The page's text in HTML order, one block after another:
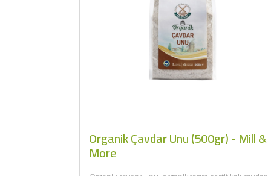
Organik Çavdar Unu (500gr) - Mill &
More